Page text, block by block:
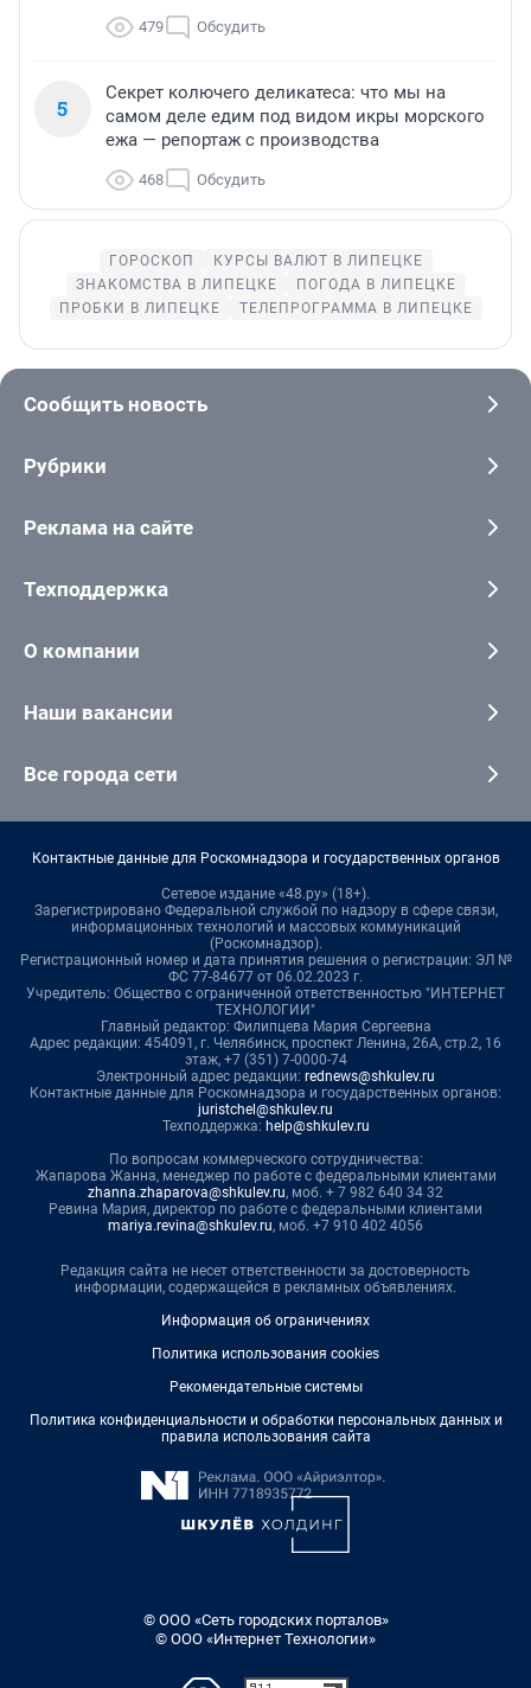
479 Обсудить
5
Секрет колючего деликатеса: что мы на
самом деле едим под видом икры морского
ежа — репортаж с производства
468 Обсудить
ГОРОСКОП
КУРСЫ ВАЛЮТ В ЛИПЕЦКЕ
ЗНАКОМСТВА В ЛИПЕЦКЕ
ПОГОДА В ЛИПЕЦКЕ
ПРОБКИ В ЛИПЕЦКЕ
ТЕЛЕПРОГРАММА В ЛИПЕЦКЕ
Сообщить новость
Рубрики
Реклама на сайте
Техподдержка
О компании
Наши вакансии
Все города сети
Контактные данные для Роскомнадзора и государственных органов
Сетевое издание «48.ру» (18+).
Зарегистрировано Федеральной службой по надзору в сфере связи,
информационных технологий и массовых коммуникаций
(Роскомнадзор).
Регистрационный номер и дата принятия решения о регистрации: ЭЛ №
ФС 77-84677 от 06.02.2023 г.
Учредитель: Общество с ограниченной ответственностью "ИНТЕРНЕТ
ТЕХНОЛОГИИ"
Главный редактор: Филипцева Мария Сергеевна
Адрес редакции: 454091, г. Челябинск, проспект Ленина, 26А, стр.2, 16
этаж, +7 (351) 7-0000-74
Электронный адрес редакции: rednews@shkulev.ru
Контактные данные для Роскомнадзора и государственных органов:
juristchel@shkulev.ru
Техподдержка: help@shkulev.ru
По вопросам коммерческого сотрудничества:
Жапарова Жанна, менеджер по работе с федеральными клиентами
zhanna.zhaparova@shkulev.ru, моб. + 7 982 640 34 32
Ревина Мария, директор по работе с федеральными клиентами
mariya.revina@shkulev.ru, моб. +7 910 402 4056
Редакция сайта не несет ответственности за достоверность
информации, содержащейся в рекламных объявлениях.
Информация об ограничениях
Политика использования cookies
Рекомендательные системы
Политика конфиденциальности и обработки персональных данных и
правила использования сайта
© ООО «Сеть городских порталов»
© ООО «Интернет Технологии»